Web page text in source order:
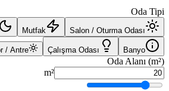
Oda Tipi
Salon / Oturma Odası
Mutfak
Banyo
Çalışma Odası
/ Antre
Oda Alanı (m²)
m²